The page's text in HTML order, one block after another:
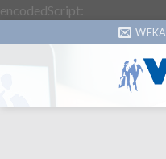
encodedScript:
springen